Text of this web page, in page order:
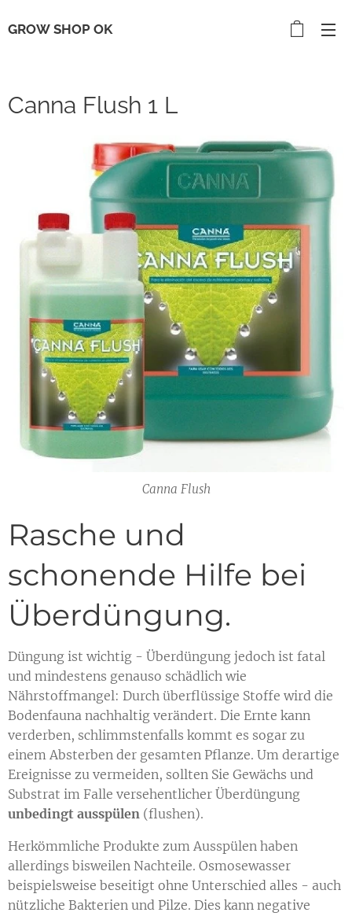
GROW SHOP OK
Canna Flush 1 L
Canna Flush
Rasche und
schonende Hilfe bei
Überdüngung.
Düngung ist wichtig - Überdüngung jedoch ist fatal
und mindestens genauso schädlich wie
Nährstoffmangel: Durch überflüssige Stoffe wird die
Bodenfauna nachhaltig verändert. Die Ernte kann
verderben, schlimmstenfalls kommt es sogar zu
einem Absterben der gesamten Pflanze. Um derartige
Ereignisse zu vermeiden, sollten Sie Gewächs und
Substrat im Falle versehentlicher Überdüngung
unbedingt ausspülen (flushen).
Herkömmliche Produkte zum Ausspülen haben
allerdings bisweilen Nachteile. Osmosewasser
beispielsweise beseitigt ohne Unterschied alles - auch
nützliche Bakterien und Pilze. Dies kann negative